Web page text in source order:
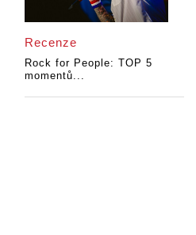
Recenze
Rock for People: TOP 5
momentů...